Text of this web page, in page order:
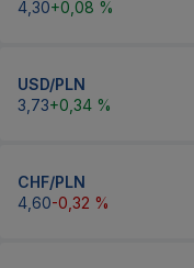
4,30+0,08 %
USD/PLN
3,73+0,34 %
CHF/PLN
4,60-0,32 %